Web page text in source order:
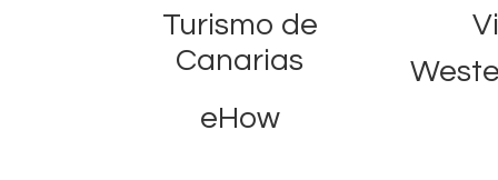
Turismo de
Canarias
eHow